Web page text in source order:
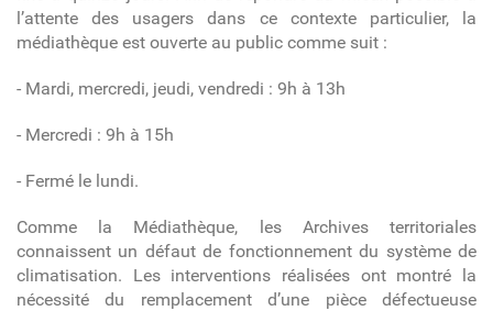
l’attente des usagers dans ce contexte particulier, la
médiathèque est ouverte au public comme suit :
- Mardi, mercredi, jeudi, vendredi : 9h à 13h
- Mercredi : 9h à 15h
- Fermé le lundi.
Comme la Médiathèque, les Archives territoriales
connaissent un défaut de fonctionnement du système de
climatisation. Les interventions réalisées ont montré la
nécessité du remplacement d’une pièce défectueuse